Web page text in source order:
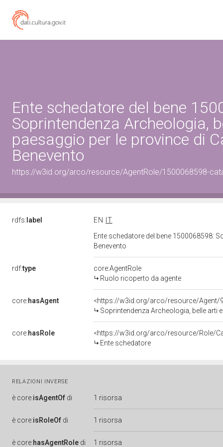
Ente schedatore del bene
Soprintendenza Archeologia,
paesaggio per le province di
Benevento
https://w3id.org/arco/resource/AgentRole/1500068598-
rdfs: label EN
IT
Ente schedatore del bene 1500068598:
Benevento
rdf:type
core:AgentRole
Ruolo ricoperto da agente
core:hasAgent
<https://w3id.org/arco/resource/Agent/
Soprintendenza Archeologia, belle arti
core:hasRole
<https://w3id.org/arco/resource/Role/
Ente schedatore
RELAZIONI INVERSE
è core:isAgentOf di 1 risorsa
è core:isRoleOf di 1 risorsa
è core:hasAgentRole di 1 risorsa